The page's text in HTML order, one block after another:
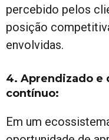
percebido pelos
posição
envolvidas.
4. Aprendizado e
contínuo:
Em um